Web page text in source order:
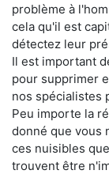
problème à
cela qu'il est
détectez leur
Il est important
pour supprimer
nos spécialistes
Peu importe la
donné que vous
ces nuisibles
trouvent être